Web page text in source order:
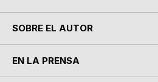
SOBRE EL AUTOR
EN LA PRENSA